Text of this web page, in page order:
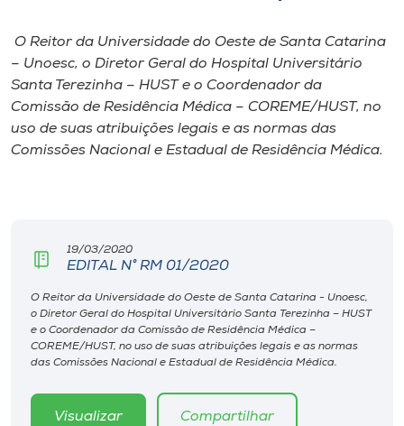
I.nova
Diplomados
Cultura
Biblioteca
Editora
Rádio
Museu
O Reitor da Universidade do Oeste de Santa Catarina
– Unoesc, o Diretor Geral do Hospital Universitário
Santa Terezinha – HUST e o Coordenador da
Comissão de Residência Médica – COREME/HUST, no
uso de suas atribuições legais e as normas das
Comissões Nacional e Estadual de Residência Médica.
19/03/2020
EDITAL N° RM 01/2020
O Reitor da Universidade do Oeste de Santa Catarina - Unoesc,
o Diretor Geral do Hospital Universitário Santa Terezinha – HUST
e o Coordenador da Comissão de Residência Médica –
COREME/HUST, no uso de suas atribuições legais e as normas
das Comissões Nacional e Estadual de Residência Médica.
Visualizar Compartilhar